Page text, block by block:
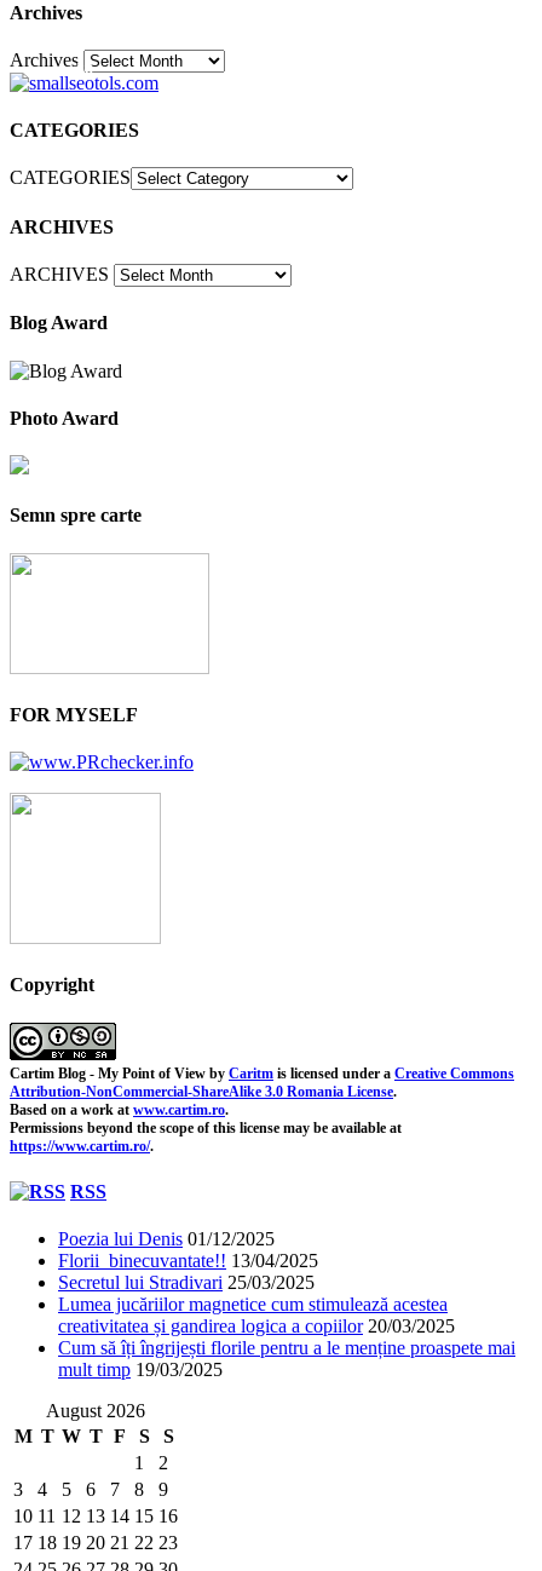
Archives
Archives30
CATEGORIES
CATEGORIES
ARCHIVES
ARCHIVES
Blog Award
Photo Award
Semn spre carte
FOR MYSELF
Copyright
Cartim Blog - My Point of View by Caritm is licensed under a Creative Commons
Attribution-NonCommercial-ShareAlike 3.0 Romania License.
Based on a work at www.cartim.ro.
Permissions beyond the scope of this license may be available at
https://www.cartim.ro/.
RSS
Poezia lui Denis 01/12/2025
Florii binecuvantate!! 13/04/2025
Secretul lui Stradivari 25/03/2025
Lumea jucăriilor magnetice cum stimulează acestea
creativitatea și gandirea logica a copiilor 20/03/2025
Cum să îți îngrijești florile pentru a le menține proaspete mai
mult timp 19/03/2025
August 2026
M T W T F S
S
1
2
3
4 5 6 7 8
9
10 11 12 13 14 15 16
17 18 19 20 21 22 23